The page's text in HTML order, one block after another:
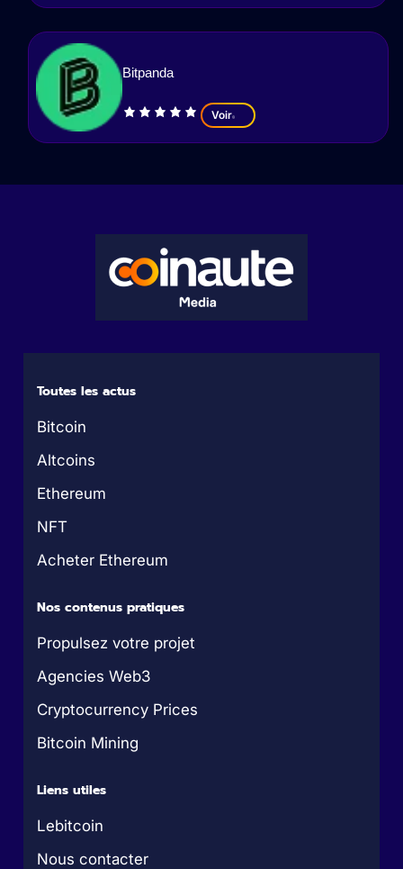
Bitpanda
Voir
Toutes les actus
Bitcoin
Altcoins
Ethereum
NFT
Acheter Ethereum
Nos contenus pratiques
Propulsez votre projet
Agencies Web3
Cryptocurrency Prices
Bitcoin Mining
Liens utiles
Lebitcoin
Nous contacter